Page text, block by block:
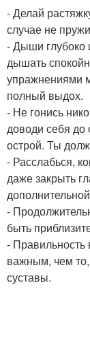
- Делай
случае не
- Дыши глубоко
дышать
упражнениями
полный выдох.
- Не гонись
доводи себя до
острой. Ты
- Расслабься,
даже закрыть
-
быть
-
важным, чем
суставы.